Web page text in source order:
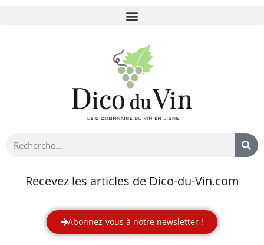
Recevez les articles de Dico-du-Vin.com
Abonnez-vous à notre newsletter !